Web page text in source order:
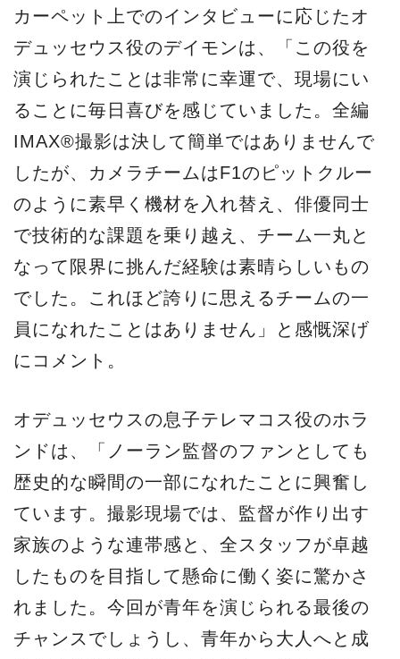
カーペット上でのインタビューに応じたオ
デュッセウス役のデイモンは、「この役を
演じられたことは非常に幸運で、現場にい
ることに毎日喜びを感じていました。全編
IMAX®撮影は決して簡単ではありませんで
したが、カメラチームはF1のピットクルー
のように素早く機材を入れ替え、俳優同士
で技術的な課題を乗り越え、チーム一丸と
なって限界に挑んだ経験は素晴らしいもの
でした。これほど誇りに思えるチームの一
員になれたことはありません」と感慨深げ
にコメント。
オデュッセウスの息子テレマコス役のホラ
ンドは、「ノーラン監督のファンとしても
歴史的な瞬間の一部になれたことに興奮し
ています。撮影現場では、監督が作り出す
家族のような連帯感と、全スタッフが卓越
したものを目指して懸命に働く姿に驚かさ
れました。今回が青年を演じられる最後の
チャンスでしょうし、青年から大人へと成